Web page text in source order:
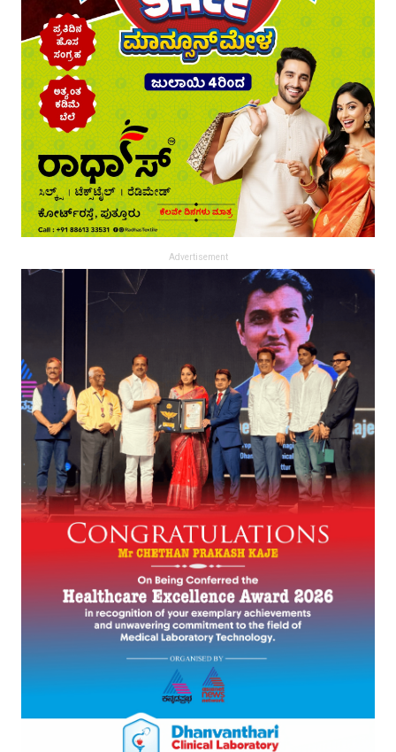
Advertisement